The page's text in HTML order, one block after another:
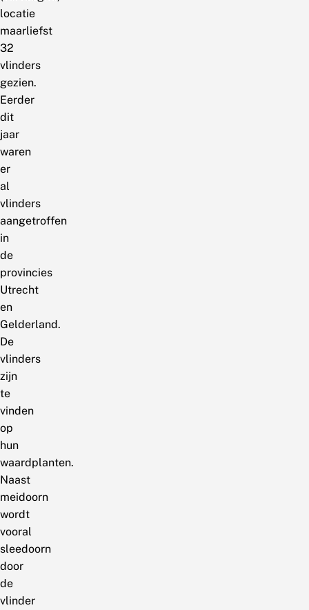
locatie
maarliefst
32
vlinders
gezien.
Eerder
dit
jaar
waren
er
al
vlinders
aangetroffen
in
de
provincies
Utrecht
en
Gelderland.
De
vlinders
zijn
te
vinden
op
hun
waardplanten.
Naast
meidoorn
wordt
vooral
sleedoorn
door
de
vlinder